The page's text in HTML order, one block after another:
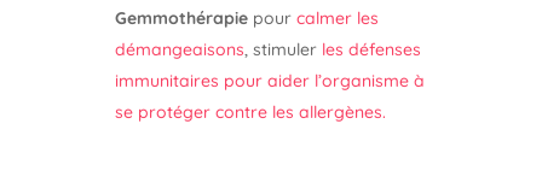
Gemmothérapiepour calmer les
démangeaisons, stimuler les défenses
immunitaires pour aider l’organisme à
se protéger contre les allergènes.